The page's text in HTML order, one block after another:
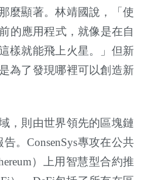
麼顯著。林靖國說，「使
的應用程式，就像是在自
樣就能飛上火星。」但新
為了發現哪裡可以創造新
，則由世界領先的區塊鏈
。ConsenSys專攻在公共
）上用智慧型合約推